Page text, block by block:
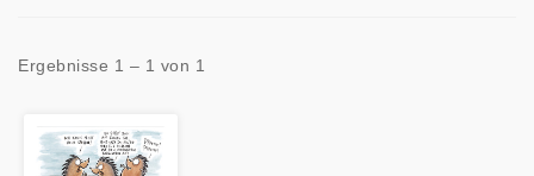
Ergebnisse 1 – 1 von 1